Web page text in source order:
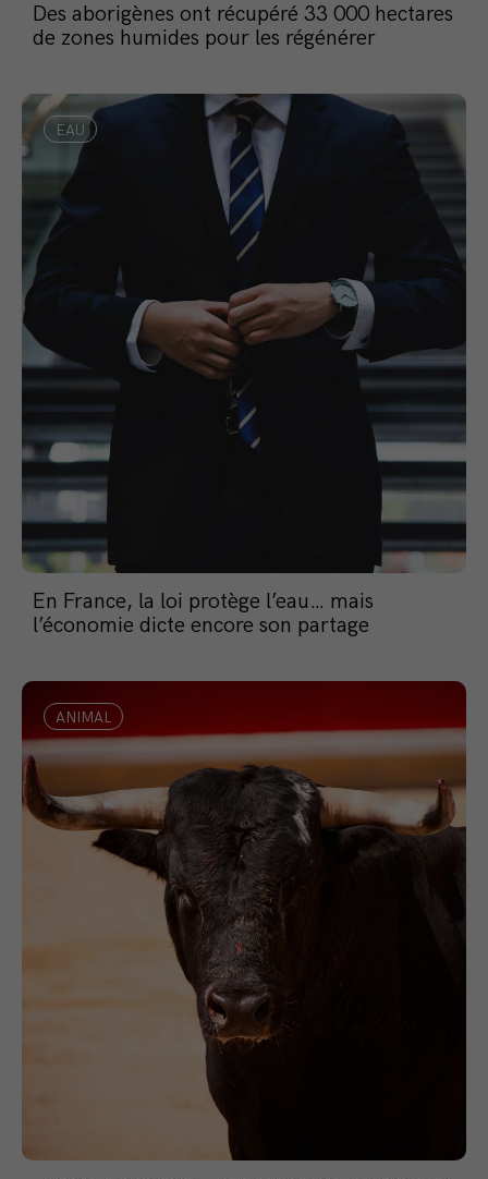
Des aborigènes ont récupéré 33 000 hectares
de zones humides pour les régénérer
EAU
En France, la loi protège l’eau… mais
l’économie dicte encore son partage
ANIMAL